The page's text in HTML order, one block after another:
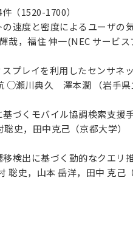
（1520-1700）
速度と密度によるユーザ
哉，福住 伸一(NEC サービ
プレイを利用したセンサネ
○瀬川典久 澤本潤 （岩手県
づくモバイル協調検索支援
史，田中克己（京都大学）
検出に基づく動的なクエリ
聡史，山本 岳洋，田中 克己